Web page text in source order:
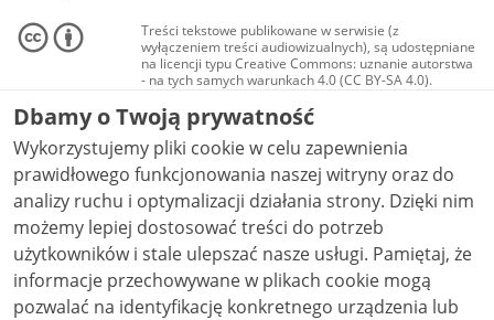
Treści tekstowe publikowane w serwisie (z
wyłączeniem treści audiowizualnych), są udostępniane
na licencji typu Creative Commons: uznanie autorstwa
- na tych samych warunkach 4.0 (CC BY-SA 4.0).
Materiały audiowizualne, w tym zdjęcia, materiały
audio i wideo, są udostępniane na licencji typu
Creative Commons: uznanie autorstwa użycie
niekomercyjne - bez utworów zależnych 4.0 (CC BY-
NC-ND 4.0), o ile nie jest to stwierdzone inaczej.
Dbamy o Twoją prywatność
Wykorzystujemy pliki cookie w celu zapewnienia
prawidłowego funkcjonowania naszej witryny oraz do
analizy ruchu i optymalizacji działania strony. Dzięki nim
możemy lepiej dostosować treści do potrzeb
użytkowników i stale ulepszać nasze usługi. Pamiętaj, że
informacje przechowywane w plikach cookie mogą
pozwalać na identyfikację konkretnego urządzenia lub